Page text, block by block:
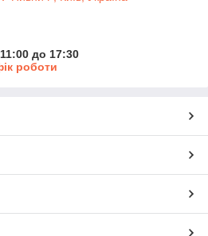
до 17:30
роботи